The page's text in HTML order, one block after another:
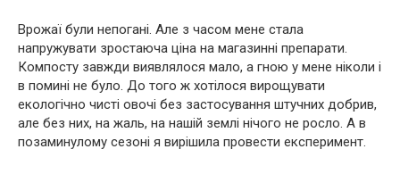
Врожаї були непогані. Але з часом мене стала
напружувати зростаюча ціна на магазинні препарати.
Компосту завжди виявлялося мало, а гною у мене ніколи і
в помині не було. До того ж хотілося вирощувати
екологічно чисті овочі без застосування штучних добрив,
але без них, на жаль, на нашій землі нічого не росло. А в
позаминулому сезоні я вирішила провести експеримент.